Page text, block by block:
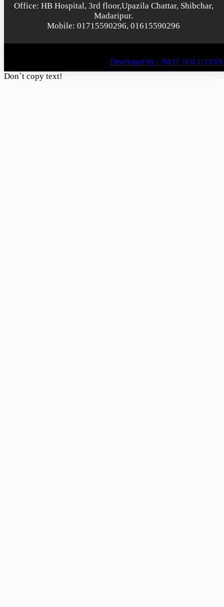
Office: HB Hospital, 3rd floor,Upazila Chattar, Shibchar,
Madaripur.
Mobile: 01715590296, 01615590296
Developed by : JM IT SOLUTION
Don`t copy text!